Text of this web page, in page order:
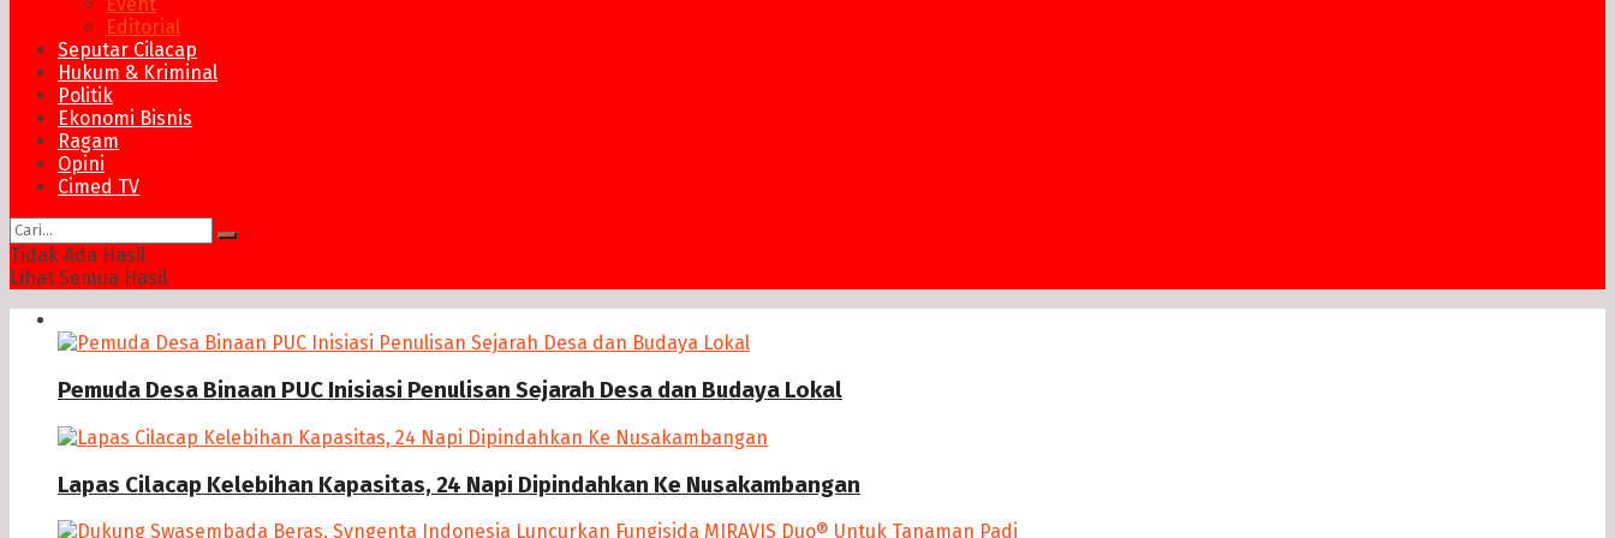
Event
Editorial
Seputar Cilacap
Hukum & Kriminal
Politik
Ekonomi Bisnis
Ragam
Opini
Cimed TV
Tidak Ada Hasil
Lihat Semua Hasil
Pemuda Desa Binaan PUC Inisiasi Penulisan Sejarah Desa dan Budaya Lokal
Lapas Cilacap Kelebihan Kapasitas, 24 Napi Dipindahkan Ke Nusakambangan